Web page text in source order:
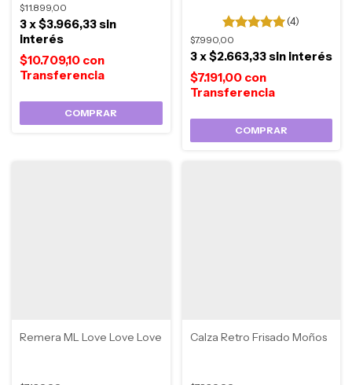
$11.899,00
$10.709,10 con
3 x$3.966,33sin
interés
COMPRAR
(4)
$7.990,00
$7.191,00 con
3x$2.663,33sin interés
COMPRAR
Remera ML Love Love Love Calza Retro Frisado Moños